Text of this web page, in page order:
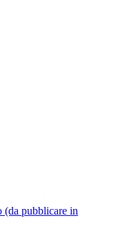
(da pubblicare in